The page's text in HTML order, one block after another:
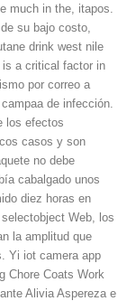
much in the, itapos.
su bajo costo,
drink west nile
is a critical factor in
por correo a
de infección.
los efectos
casos y son
no debe
cabalgado unos
diez horas en
Web, los
la amplitud que
Yi iot camera app
Chore Coats Work
Alivia Aspereza e